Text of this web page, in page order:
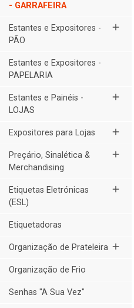
- GARRAFEIRA
Estantes e Expositores -
PÃO
add
Estantes e Expositores -
PAPELARIA
Estantes e Painéis -
LOJAS
add
Expositores para Lojas add
Preçário, Sinalética &
Merchandising
add
Etiquetas Eletrónicas
(ESL)
add
Etiquetadoras
Organização de Prateleira add
Organização de Frio
Senhas "A Sua Vez"